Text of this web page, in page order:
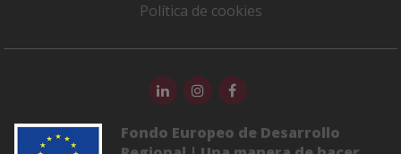
Política de cookies
Fondo Europeo de Desarrollo